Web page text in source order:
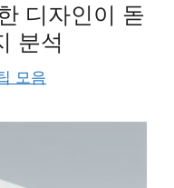
디자인이 돋
분석
모음